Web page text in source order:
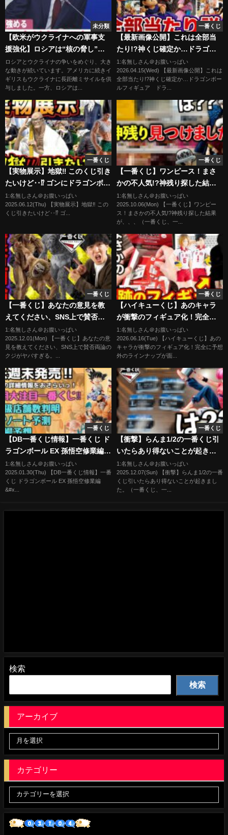
未分類
【欧米がウクライナへの軍事支
援強化】ロシアは“核の脅し”強
める
ロシアとウクライナの争いをめぐり、大き
な動きが続いています。アメリカに続きイ
ギリスもウクライナに長距離ミサイルを供
与しました。一方、ロシアは...
一番くじ
【最新画像公開】これは全部当
たり!?神くじ確定か…ドラゴン
ボールフィギュア ドラゴンボ
ール 鳥山明 一番くじ ラス
トワン賞 大猿 ゲンキダマツ
1:名無しさん＠お腹いっぱい
2026.04.15(Wed) 【最新画像公開】これは
全部当たり!?神くじ確定か…ドラゴンボー
ルフィギュア ドラ...
一番くじ
【実物展示】地獄‼︎ このくじ引き
たいけど‥⁉︎ ゴンにドラゴンボー
ルカードMANGA BOOSTER 01
の展示も⁉︎ 一番くじ ワンピース
The Throne of Power 五老星
1:名無しさん＠お腹いっぱい
2025.06.12(Thu) 【実物展示】地獄‼︎ この
くじ引きたいけど‥⁉︎ ゴ...
一番くじ
【一番くじ】ワンピース！まさ
かの不人気!?神残り探した結果
が、、、（一番くじ、一番賞、
ワンピース）
1:名無しさん＠お腹いっぱい
2025.10.06(Mon) 【一番くじ】ワンピー
ス！まさかの不人気!?神残り探した結果
が、、、（一番くじ、一...
一番くじ
【一番くじ】あなたの意見を教
えてください、SNS上で賛否両
論のクジがヤバすぎる。｜進撃
の巨人、ウマ娘、僕のヒーロー
アカデミア
1:名無しさん＠お腹いっぱい
2025.12.01(Mon) 【一番くじ】あなたの意
見を教えてください、SNS上で賛否両論の
クジがヤバすぎる。...
一番くじ
【ハイキューくじ】あのキャラ
が衝撃のフィギュア化！完全に
予想外のラインナップが面白す
ぎた。｜フリューくじ アニメ
「ハイキュー!!」 グッズコレク
1:名無しさん＠お腹いっぱい
2026.06.16(Tue) 【ハイキューくじ】あの
キャラが衝撃のフィギュア化！完全に予想
外のラインナップが面...
一番くじ
【DB一番くじ情報】一番くじ ド
ラゴンボール EX 孫悟空修業編‼︎
くじの詳細情報まとめ！
1:名無しさん＠お腹いっぱい
2025.01.30(Thu) 【DB一番くじ情報】一番
くじ ドラゴンボール EX 孫悟空修業編
&#x...
一番くじ
【衝撃】らんま1/2の一番くじ引
いたらあり得ないことが起きま
した。（一番くじ、一番賞、ら
んま1/2）
1:名無しさん＠お腹いっぱい
2025.12.07(Sun) 【衝撃】らんま1/2の一番
くじ引いたらあり得ないことが起きまし
た。（一番くじ、一...
検索
検索
アーカイブ
カテゴリー